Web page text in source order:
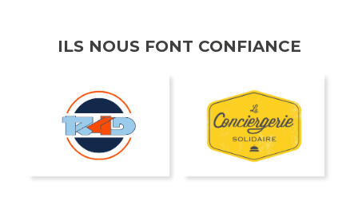
ILS NOUS FONT CONFIANCE